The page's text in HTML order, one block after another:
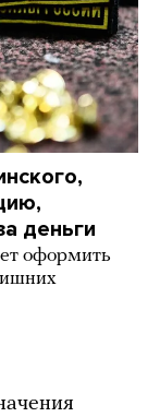
деньги
оформить